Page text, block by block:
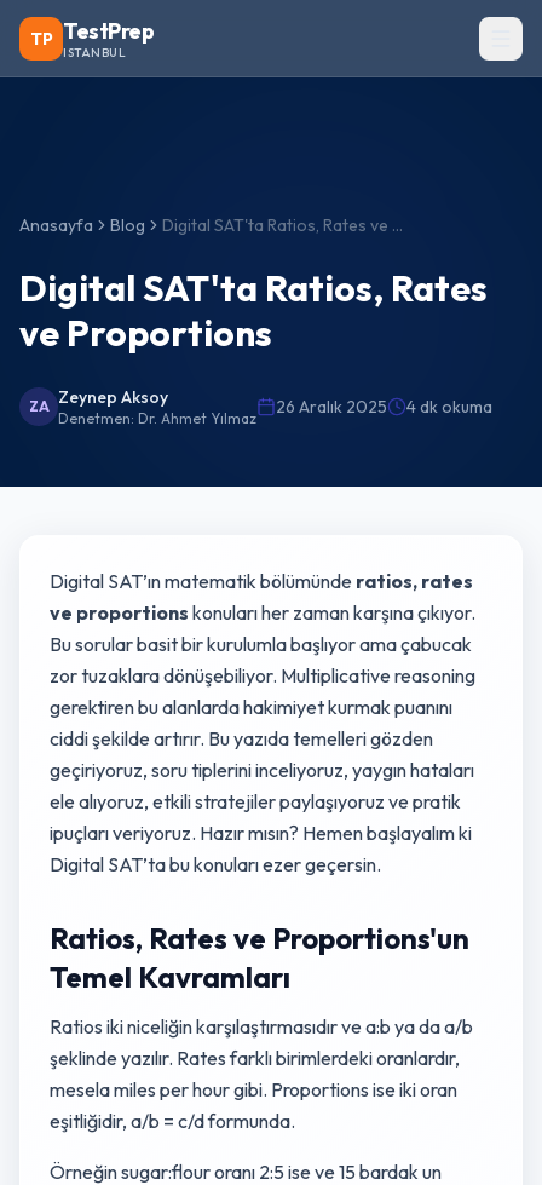
TP TestPrep
ISTANBUL
Anasayfa Blog Digital SAT'ta Ratios, Rates ve Proportions
Digital SAT'ta Ratios, Rates
ve Proportions
ZA Zeynep Aksoy
Denetmen: Dr. Ahmet Yılmaz
26 Aralık 2025 4 dk okuma
Digital SAT’ın matematik bölümünde ratios, rates
ve proportions konuları her zaman karşına çıkıyor.
Bu sorular basit bir kurulumla başlıyor ama çabucak
zor tuzaklara dönüşebiliyor. Multiplicative reasoning
gerektiren bu alanlarda hakimiyet kurmak puanını
ciddi şekilde artırır. Bu yazıda temelleri gözden
geçiriyoruz, soru tiplerini inceliyoruz, yaygın hataları
ele alıyoruz, etkili stratejiler paylaşıyoruz ve pratik
ipuçları veriyoruz. Hazır mısın? Hemen başlayalım ki
Digital SAT’ta bu konuları ezer geçersin.
Ratios, Rates ve Proportions'un
Temel Kavramları
Ratios iki niceliğin karşılaştırmasıdır ve a:b ya da a/b
şeklinde yazılır. Rates farklı birimlerdeki oranlardır,
mesela miles per hour gibi. Proportions ise iki oran
eşitliğidir, a/b = c/d formunda.
Örneğin sugar:flour oranı 2:5 ise ve 15 bardak un